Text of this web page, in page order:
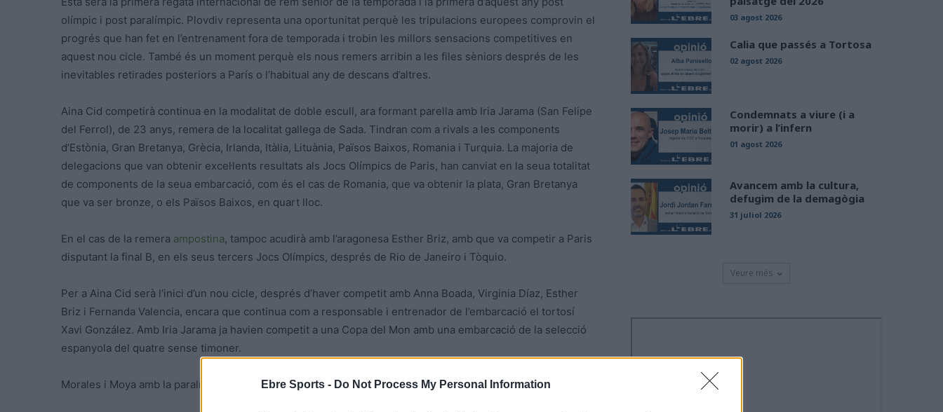
Ebre Sports - Do Not Process My Personal Information
olímpic i post paralímpic. Plovdiv representa una oportunitat perquè les tripulacions europees comprovin el
progrés que han fet en l’entrenament fora de temporada i trobin les millors sensacions competitives en
aquest nou cicle. També és un moment perquè els nous remers arribin a les files sèniors després de les
inevitables retirades posteriors a París o l’habitual any de descans d’altres.
Aina Cid competirà continua en la modalitat de doble escull, ara formant parella amb Iria Jarama (San Felipe
del Ferrol), de 23 anys, remera de la localitat gallega de Sada. Tindran com a rivals a les components
d’Estònia, Gran Bretanya, Grècia, Irlanda, Itàlia, Lituània, Països Baixos, Romania i Turquia. La majoria de
delegacions que van obtenir excel·lents resultats als Jocs Olímpics de Paris, han canviat en la seua totalitat
de components de la seua embarcació, com és el cas de Romania, que va obtenir la plata, Gran Bretanya
que va ser bronze, o els Països Baixos, en quart lloc.
En el cas de la remera ampostina, tampoc acudirà amb l’aragonesa Esther Briz, amb que va competir a Paris
disputant la final B, en els seus tercers Jocs Olímpics, després de Rio de Janeiro i Tòquio.
Per a Aina Cid serà l’inici d’un nou cicle, després d’haver competit amb Anna Boada, Virginia Díaz, Esther
Briz i Fernanda Valencia, encara que continua com a responsable i entrenador de l’embarcació el tortosí
Xavi González. Amb Iria Jarama ja havien competit a una Copa del Mon amb una embarcació de la selecció
espanyola del quatre sense timoner.
Morales i Moya amb la paralímpica
03 agost 2026
Calia que passés a Tortosa
02 agost 2026
Condemnats a viure (i a
morir) a l’infern
01 agost 2026
Avancem amb la cultura,
defugim de la demagògia
31 juliol 2026
Veure més